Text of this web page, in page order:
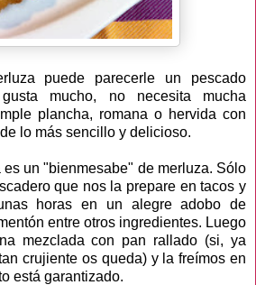
puede parecerle un pescado
mucho, no necesita mucha
plancha, romana o hervida con
lo más sencillo y delicioso.
es un "bienmesabe" de merluza. Sólo
que nos la prepare en tacos y
horas en un alegre adobo de
entre otros ingredientes. Luego
mezclada con pan rallado (si, ya
crujiente os queda) y la freímos en
está garantizado.